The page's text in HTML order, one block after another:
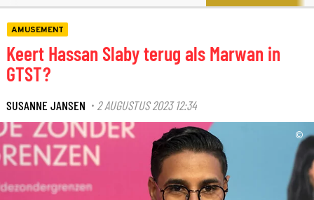
AMUSEMENT
Keert Hassan Slaby terug als Marwan in
GTST?
SUSANNE JANSEN · 2 AUGUSTUS 2023 12:34
©